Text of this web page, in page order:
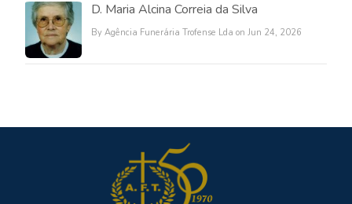
D. Maria Alcina Correia da Silva
By Agência Funerária Trofense Lda on Jun 24, 2026